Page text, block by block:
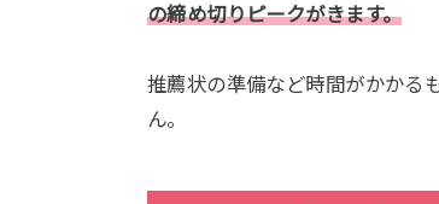
の締め切りピークがきます。
推薦状の準備など時間がかかる
ん。